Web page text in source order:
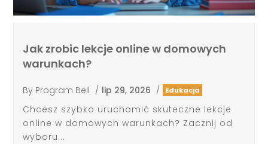
Jak zrobic lekcje online w domowych
warunkach?
By Program Bell / lip 29, 2026 / Edukacja
Chcesz szybko uruchomić skuteczne lekcje
online w domowych warunkach? Zacznij od
wyboru...